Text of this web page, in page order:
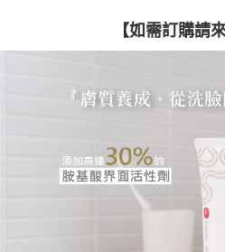
１．透過由恩沛科技股份有限公司提供之
https://aftee.tw/terms/#terms3
３．未成年的使用者請事先徵得法定代理
４．使用「AFTEE先享後付」時，將依據
時審查核予不同之上限額度；若仍有額度
請求用戶進行身份認證。
５．嚴禁一人註冊多個帳號或使用他人資
恩沛科技股份有限公司將有權停止該用戶
【如需訂購請